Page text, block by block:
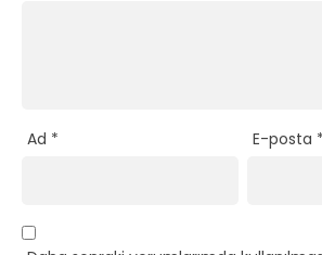
Ad * E-posta *